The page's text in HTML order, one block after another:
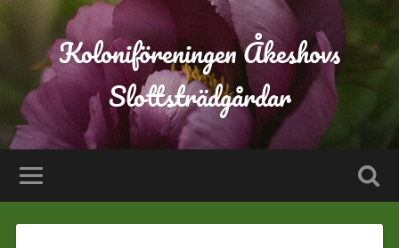
Koloniföreningen Åkeshovs
Slottsträdgårdar